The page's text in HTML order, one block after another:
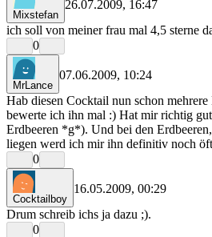
Mixstefan
26.07.2009, 16:47
ich soll von meiner frau mal 4,5 sterne
0
MrLance
07.06.2009, 10:24
Hab diesen Cocktail nun schon
bewerte ich ihn mal :) Hat mir richtig
Erdbeeren *g*). Und bei den
liegen werd ich mir ihn definitiv noch
0
Cocktailboy
16.05.2009, 00:29
Drum schreib ichs ja dazu ;).
0